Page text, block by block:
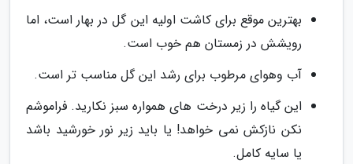
بهترین موقع برای کاشت اولیه این گل در بهار است، اما
رویشش در زمستان هم خوب است.
آب وهوای مرطوب برای رشد این گل مناسب تر است.
این گیاه را زیر درخت های همواره سبز نکارید. فراموشم
نکن نازکش نمی خواهد! یا باید زیر نور خورشید باشد
یا سایه کامل.